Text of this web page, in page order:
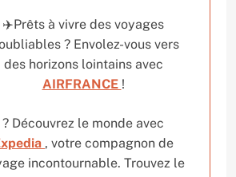
✈️Prêts à vivre des voyages
? Envolez-vous vers
des horizons lointains avec
AIRFRANCE !
? Découvrez le monde avec
, votre compagnon de
incontournable. Trouvez le